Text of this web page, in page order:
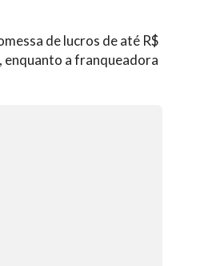
de lucros de até R$
enquanto a franqueadora